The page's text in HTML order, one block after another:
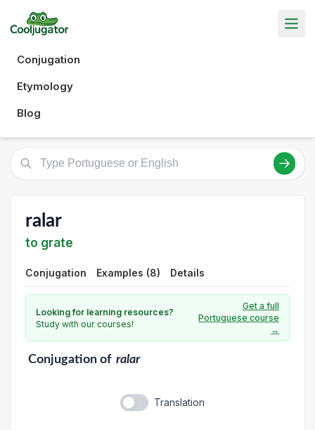
Conjugation
Etymology
Blog
ralar
to grate
Conjugation Examples (8) Details
Looking for learning resources?
Study with our courses!
Get a full
Portuguese course
→
Conjugationof ralar
Translation